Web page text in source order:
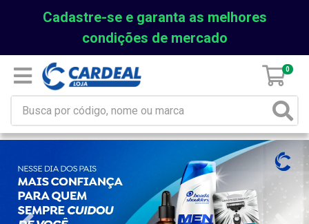
Cadastre-se e garanta as melhores
condições de mercado
0